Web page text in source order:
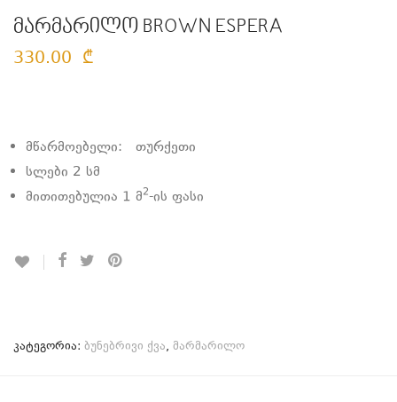
მარმარილო BROWN ESPERA
330.00 ₾
მწარმოებელი: თურქეთი
სლები 2 სმ
მითითებულია 1 მ2-ის ფასი
კატეგორია: ბუნებრივი ქვა, მარმარილო